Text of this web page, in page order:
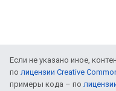
Если не указано иное,
по лицензии Creative
примеры кода – по